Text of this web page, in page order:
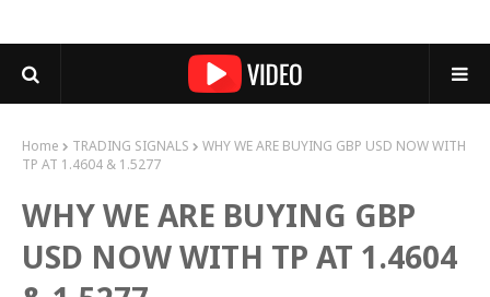
Home TRADING SIGNALS
WHY WE ARE BUYING GBP USD NOW WITH
TP AT 1.4604 & 1.5277
WHY WE ARE BUYING GBP
USD NOW WITH TP AT 1.4604